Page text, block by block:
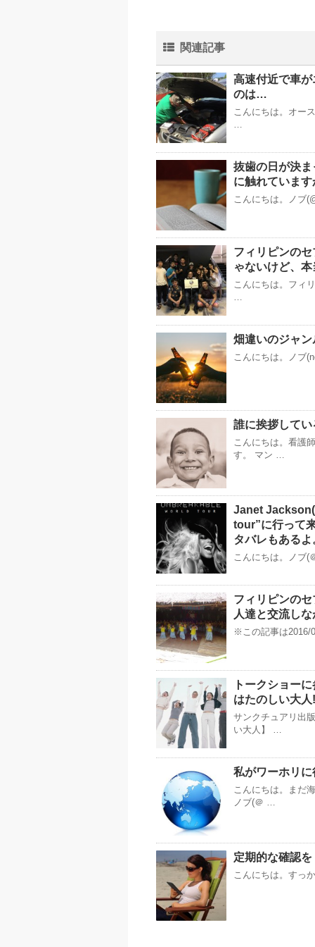
関連記事
高速付近で車
のは…
こんにちは。オー
…
抜歯の日が決
に触れていま
こんにちは。ノブ
フィリピンの
ゃないけど、
こんにちは。フィ
…
畑違いのジャ
こんにちは。ノブ
誰に挨拶して
こんにちは。看護
す。 マン …
Janet
tour”に行って
タバレもある
こんにちは。ノブ(
フィリピンの
人達と交流し
※この記事は2016/
トークショー
はたのしい大人
サンクチュアリ出
い大人】 …
私がワーホリ
こんにちは。まだ
ノブ(＠ …
定期的な確認
こんにちは。すっ